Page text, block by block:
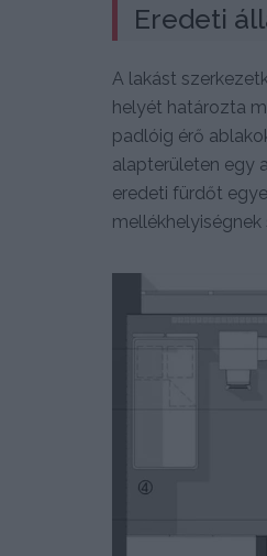
Eredeti
A lakást
helyét határozta
padlóig érő
alapterületen egy
eredeti fürdőt